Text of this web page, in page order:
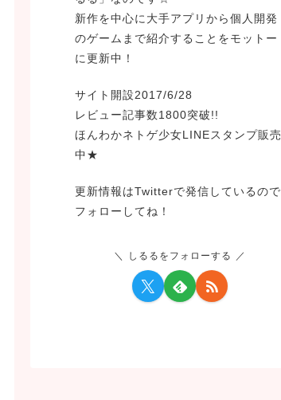
新作を中心に大手アプリから個人開発
のゲームまで紹介することをモットー
に更新中！
サイト開設2017/6/28
レビュー記事数1800突破!!
ほんわかネトゲ少女LINEスタンプ販売
中★
更新情報はTwitterで発信しているので
フォローしてね！
しるるをフォローする